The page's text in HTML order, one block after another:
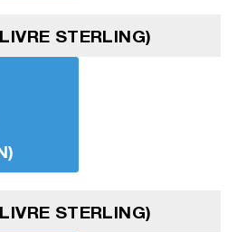
STERLING)
STERLING)